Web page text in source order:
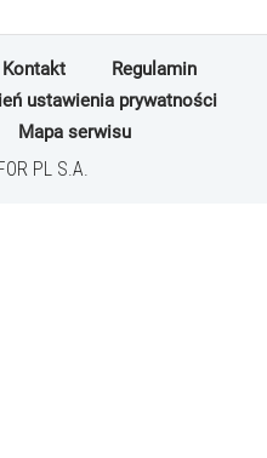
Kontakt
Regulamin
ustawienia prywatności
Mapa serwisu
PL S.A.